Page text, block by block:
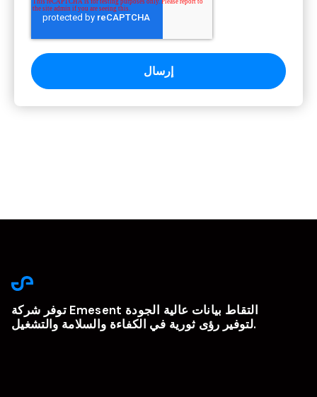
توفر شركة Emesent التقاط بيانات عالية الجودة
لتوفير رؤى ثورية في الكفاءة والسلامة والتشغيل.